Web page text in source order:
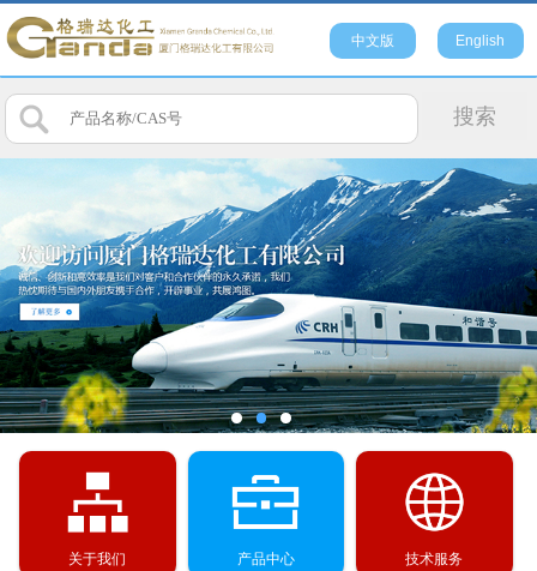
中文版 English
关于我们 产品中心 技术服务